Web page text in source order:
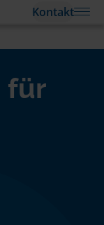
Kontakt
für